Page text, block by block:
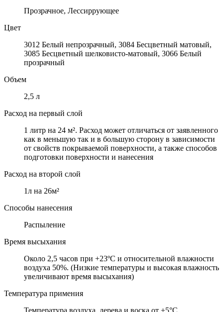
Прозрачное, Лессиррующее
Цвет
3012 Белый непрозрачный, 3084 Бесцветный матовый,
3085 Бесцветный шелковисто-матовый, 3066 Белый
прозрачный
Объем
2,5 л
Расход на первый слой
1 литр на 24 м². Расход может отличаться от заявленного
как в меньшую так и в большую сторону в зависимости
от свойств покрываемой поверхности, а также способов
подготовки поверхности и нанесения
Расход на второй слой
1л на 26м²
Способы нанесения
Распыление
Время высыхания
Около 2,5 часов при +23ºC и относительной влажности
воздуха 50%. (Низкие температуры и высокая влажность
увеличивают время высыхания)
Температура примения
Температура воздуха, дерева и воска от +5°C